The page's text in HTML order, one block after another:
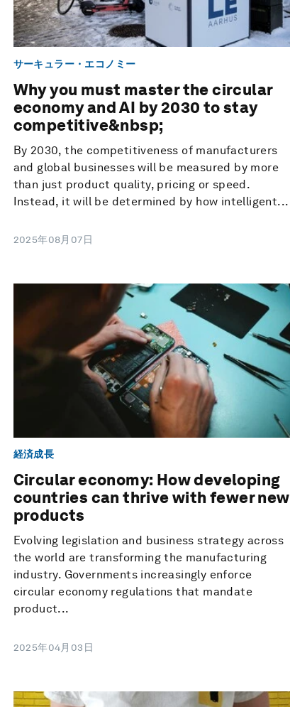
サーキュラー・エコノミー
Why you must master the circular
economy and AI by 2030 to stay
competitive&nbsp;
By 2030, the competitiveness of manufacturers
and global businesses will be measured by more
than just product quality, pricing or speed.
Instead, it will be determined by how intelligent...
2025年08月07日
経済成長
Circular economy: How developing
countries can thrive with fewer new
products
Evolving legislation and business strategy across
the world are transforming the manufacturing
industry. Governments increasingly enforce
circular economy regulations that mandate
product...
2025年04月03日